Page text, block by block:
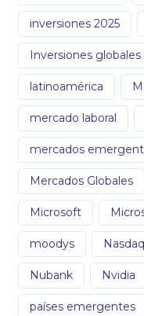
inversiones 2025
Inversiones globales
latinoamérica
mercado laboral
mercados
Mercados Globales
Microsoft
moodys Nasdaq
Nubank Nvidia
países emergentes